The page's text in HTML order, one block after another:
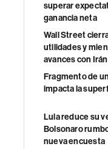
superar
ganancia neta
Wall Street
utilidades y
avances con Irán
Fragmento de
impacta la
Lula reduce su
Bolsonaro
nueva encuesta